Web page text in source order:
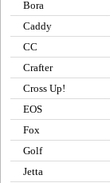
Bora
Caddy
CC
Crafter
Cross Up!
EOS
Fox
Golf
Jetta